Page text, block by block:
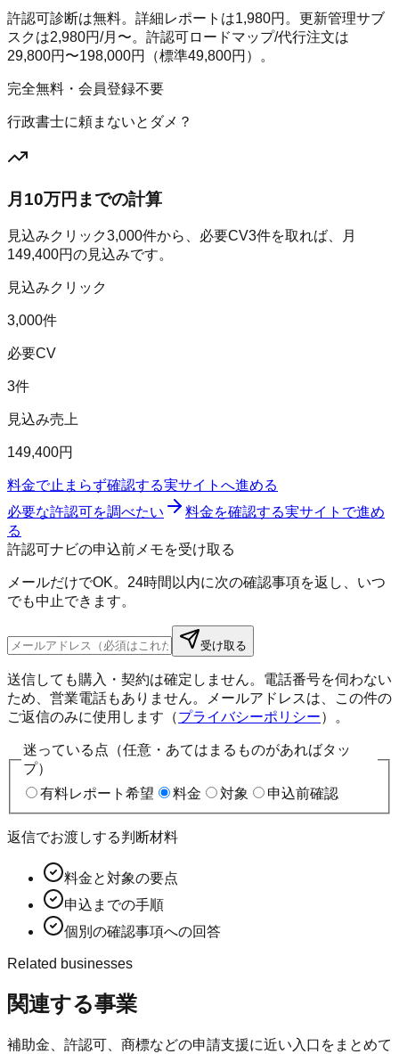
許認可診断は無料。詳細レポートは1,980円。更新管理サブ
スクは2,980円/月〜。許認可ロードマップ/代行注文は
29,800円〜198,000円（標準49,800円）。
完全無料・会員登録不要
行政書士に頼まないとダメ？
月10万円までの計算
見込みクリック3,000件から、必要CV3件を取れば、月
149,400円の見込みです。
見込みクリック
3,000件
必要CV
3件
見込み売上
149,400円
料金で止まらず確認する実サイトへ進める
必要な許認可を調べたい
料金を確認する実サイトで進め
る
許認可ナビの申込前メモを受け取る
メールだけでOK。24時間以内に次の確認事項を返し、いつ
でも中止できます。
受け取る
送信しても購入・契約は確定しません。電話番号を伺わない
ため、営業電話もありません。メールアドレスは、この件の
ご返信のみに使用します（プライバシーポリシー）。
迷っている点（任意・あてはまるものがあればタッ
プ）
有料レポート希望
料金 対象 申込前確認
返信でお渡しする判断材料
料金と対象の要点
申込までの手順
個別の確認事項への回答
Related businesses
関連する事業
補助金、許認可、商標などの申請支援に近い入口をまとめて